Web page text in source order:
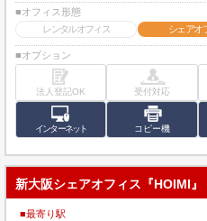
■オフィス形態
レンタルオフィス
シェアオ
■オプション
法人登記OK 受付対応
インターネット コピー機
新大阪シェアオフィス『HOIMI』
■最寄り駅